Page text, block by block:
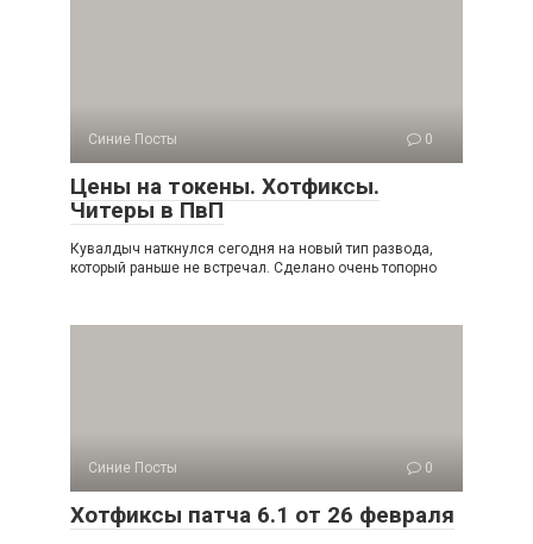
Синие Посты 0
Цены на токены. Хотфиксы.
Читеры в ПвП
Кувалдыч наткнулся сегодня на новый тип развода,
который раньше не встречал. Сделано очень топорно
Синие Посты 0
Хотфиксы патча 6.1 от 26 февраля